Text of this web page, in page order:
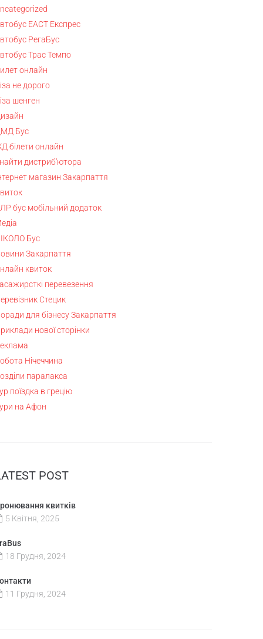
ЕАСТ Експрес
РегаБус
Трас Темпо
онлайн
не дорого
шенген
Бус
білети онлайн
дистриб'ютора
магазин Закарпаття
бус мобільний додаток
Бус
Закарпаття
квиток
перевезення
Стецик
для бізнесу Закарпаття
нової сторінки
Нічеччина
паралакса
поїздка в грецію
на Афон
POST
квитків
5 Квітня, 2025
18 Грудня, 2024
11 Грудня, 2024